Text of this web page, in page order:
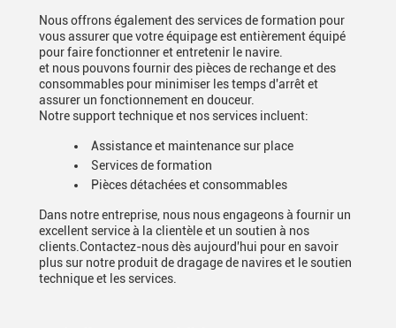
Nous offrons également des services de formation pour
vous assurer que votre équipage est entièrement équipé
pour faire fonctionner et entretenir le navire.
et nous pouvons fournir des pièces de rechange et des
consommables pour minimiser les temps d'arrêt et
assurer un fonctionnement en douceur.
Notre support technique et nos services incluent:
Assistance et maintenance sur place
Services de formation
Pièces détachées et consommables
Dans notre entreprise, nous nous engageons à fournir un
excellent service à la clientèle et un soutien à nos
clients.Contactez-nous dès aujourd'hui pour en savoir
plus sur notre produit de dragage de navires et le soutien
technique et les services.